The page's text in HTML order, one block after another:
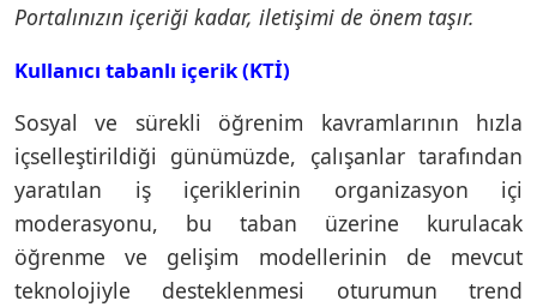
Portalınızın içeriği kadar, iletişimi de önem taşır.
Kullanıcı tabanlı içerik (KTİ)
Sosyal ve sürekli öğrenim kavramlarının hızla
içselleştirildiği günümüzde, çalışanlar tarafından
yaratılan iş içeriklerinin organizasyon içi
moderasyonu, bu taban üzerine kurulacak
öğrenme ve gelişim modellerinin de mevcut
teknolojiyle desteklenmesi oturumun trend